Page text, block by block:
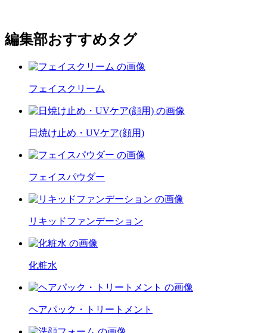
編集部おすすめタグ
フェイスクリーム
日焼け止め・UVケア(顔用)
フェイスパウダー
リキッドファンデーション
化粧水
ヘアパック・トリートメント